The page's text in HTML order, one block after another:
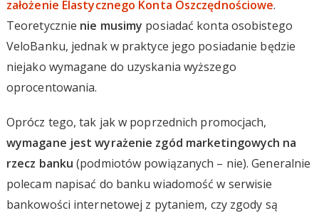
założenie Elastycznego Konta Oszczędnościowe.
Teoretycznie nie musimy posiadać konta osobistego
VeloBanku, jednak w praktyce jego posiadanie będzie
niejako wymagane do uzyskania wyższego
oprocentowania.
Oprócz tego, tak jak w poprzednich promocjach,
wymagane jest wyrażenie zgód marketingowych na
rzecz banku (podmiotów powiązanych – nie). Generalnie
polecam napisać do banku wiadomość w serwisie
bankowości internetowej z pytaniem, czy zgody są